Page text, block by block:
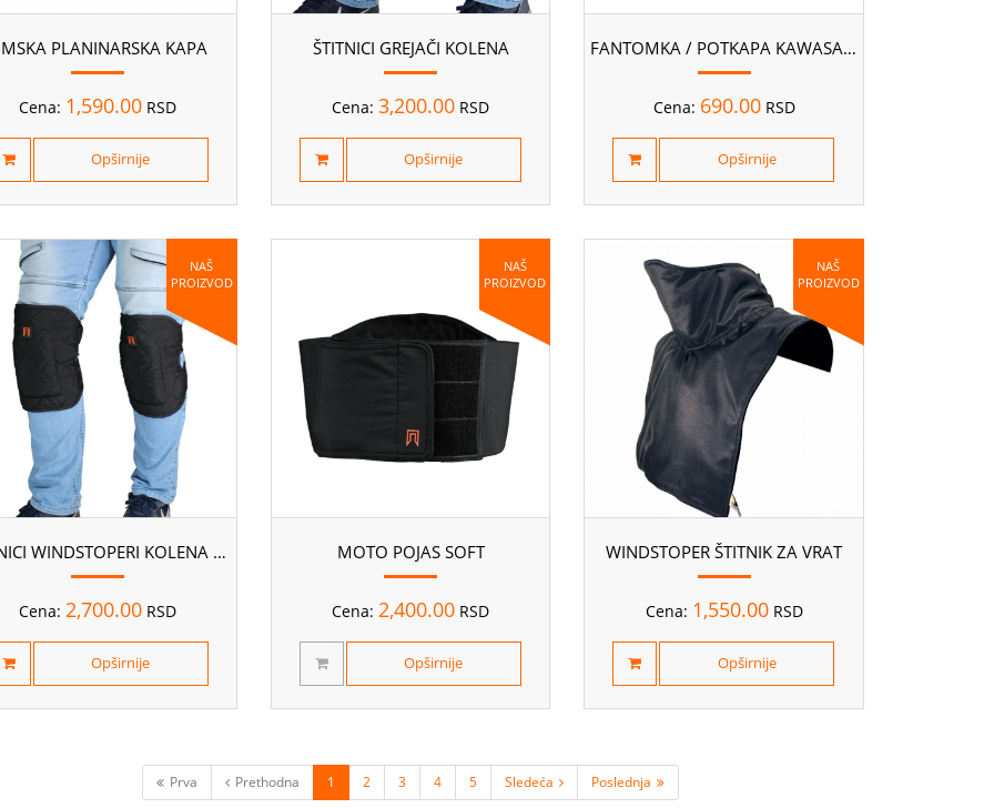
PLANINARSKA KAPA
Cena: 1,590.00RSD
Opširnije
ŠTITNICI GREJAČI KOLENA
Cena:3,200.00 RSD
Opširnije
FANTOMKA / POTKAPA KAWASAKI
Cena: 690.00RSD
Opširnije
NAŠ
PROIZVOD
ŠTITNICI WINDSTOPERI KOLENA KRAĆI
Cena: 2,700.00RSD
Opširnije
NAŠ
PROIZVOD
MOTO POJAS SOFT
Cena:2,400.00 RSD
Opširnije
NAŠ
PROIZVOD
WINDSTOPER ŠTITNIK ZA VRAT
Cena: 1,550.00RSD
Opširnije
Prva Prethodna 1 2 3 4 5 Sledeća Poslednja